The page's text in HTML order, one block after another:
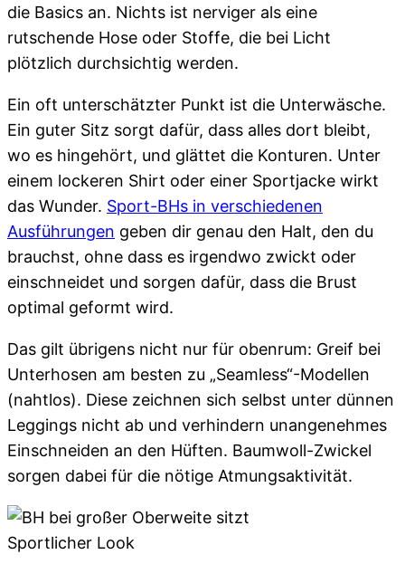
die Basics an. Nichts ist nerviger als eine
rutschende Hose oder Stoffe, die bei Licht
plötzlich durchsichtig werden.
Ein oft unterschätzter Punkt ist die Unterwäsche.
Ein guter Sitz sorgt dafür, dass alles dort bleibt,
wo es hingehört, und glättet die Konturen. Unter
einem lockeren Shirt oder einer Sportjacke wirkt
das Wunder. Sport-BHs in verschiedenen
Ausführungen geben dir genau den Halt, den du
brauchst, ohne dass es irgendwo zwickt oder
einschneidet und sorgen dafür, dass die Brust
optimal geformt wird.
Das gilt übrigens nicht nur für obenrum: Greif bei
Unterhosen am besten zu „Seamless“-Modellen
(nahtlos). Diese zeichnen sich selbst unter dünnen
Leggings nicht ab und verhindern unangenehmes
Einschneiden an den Hüften. Baumwoll-Zwickel
sorgen dabei für die nötige Atmungsaktivität.
Sportlicher Look